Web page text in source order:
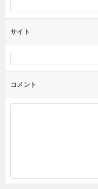
サイト
コメント